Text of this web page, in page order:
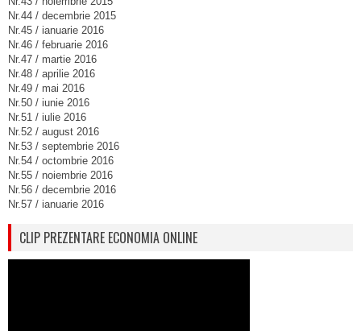
Nr.44 / decembrie 2015
Nr.45 / ianuarie 2016
Nr.46 / februarie 2016
Nr.47 / martie 2016
Nr.48 / aprilie 2016
Nr.49 / mai 2016
Nr.50 / iunie 2016
Nr.51 / iulie 2016
Nr.52 / august 2016
Nr.53 / septembrie 2016
Nr.54 / octombrie 2016
Nr.55 / noiembrie 2016
Nr.56 / decembrie 2016
Nr.57 / ianuarie 2016
CLIP PREZENTARE ECONOMIA ONLINE